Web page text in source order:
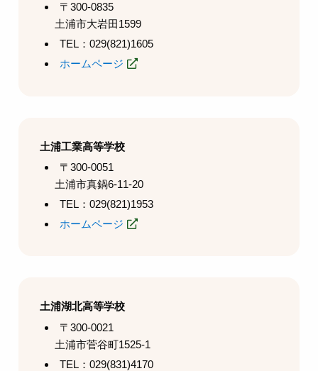
〒300-0835
土浦市大岩田1599
TEL：029(821)1605
ホームページ
土浦工業高等学校
〒300-0051
土浦市真鍋6-11-20
TEL：029(821)1953
ホームページ
土浦湖北高等学校
〒300-0021
土浦市菅谷町1525-1
TEL：029(831)4170